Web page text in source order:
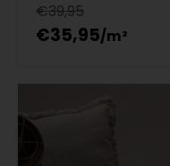
€39,95
€35,95